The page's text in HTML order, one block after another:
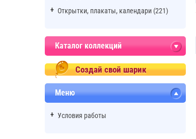
Открытки, плакаты, календари (221)
Каталог коллекций
Создай свой шарик
Меню
Условия работы